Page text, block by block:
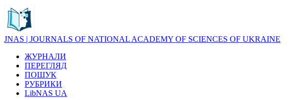
JNAS | JOURNALS OF NATIONAL ACADEMY OF SCIENCES OF UKRAINE
ЖУРНАЛИ
ПЕРЕГЛЯД
ПОШУК
РУБРИКИ
LibNAS UA